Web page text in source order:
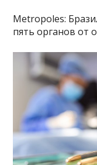
Metropoles:
пять органов от